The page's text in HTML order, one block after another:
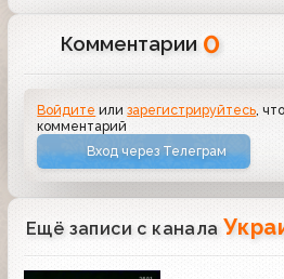
Комментарии 0
Войдите илизарегистрируйтесь ,
комментарий
Вход через Телеграм
Ещё записи с канала